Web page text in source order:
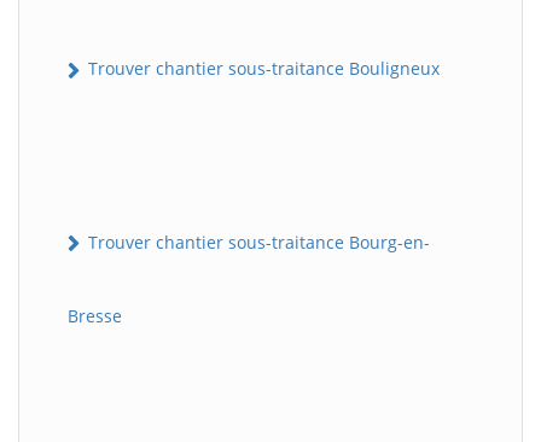
Trouver chantier sous-traitance Bouligneux
Trouver chantier sous-traitance Bourg-en-
Bresse